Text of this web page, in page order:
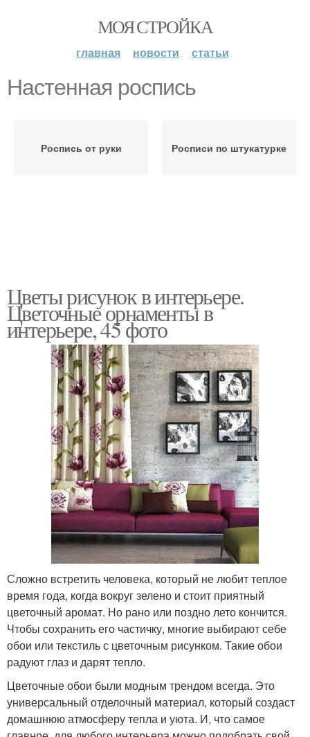
МОЯ СТРОЙКА
главная новости статьи
Настенная роспись
Роспись от руки Росписи по штукатурке
Цветы рисунок в интерьере.
Цветочные орнаменты в
интерьере, 45 фото
Сложно встретить человека, который не любит теплое
время года, когда вокруг зелено и стоит приятный
цветочный аромат. Но рано или поздно лето кончится.
Чтобы сохранить его частичку, многие выбирают себе
обои или текстиль с цветочным рисунком. Такие обои
радуют глаз и дарят тепло.
Цветочные обои были модным трендом всегда. Это
универсальный отделочный материал, который создаст
домашнюю атмосферу тепла и уюта. И, что самое